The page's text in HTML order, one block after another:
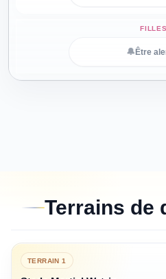
Terrains de
TERRAIN1
🔔 Être